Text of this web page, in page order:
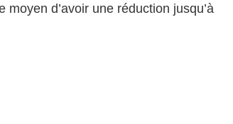
d’avoir une réduction jusqu’à